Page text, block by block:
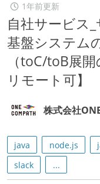
1年前更新
自社サービス
基盤システム
（toC/toB展
リモート可】
株式会社
java node.js
slack
...